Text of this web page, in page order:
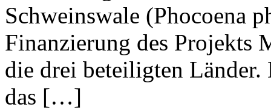
Schweinswale (Phocoena
Finanzierung des
die drei beteiligten
das […]